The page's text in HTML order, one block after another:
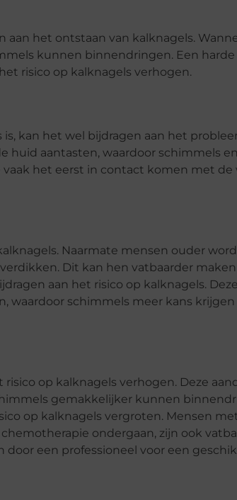
het ontstaan van kalknagels.
kunnen binnendringen. Een harde
risico op kalknagels verhogen.
kan het wel bijdragen aan het
huid aantasten, waardoor schimmels
het eerst in contact komen met de
Naarmate mensen ouder
Dit kan hen vatbaarder
aan het risico op kalknagels. Deze
waardoor schimmels meer kans
op kalknagels verhogen. Deze
gemakkelijker kunnen
op kalknagels vergroten. Mensen
ondergaan, zijn ook
door een professioneel voor een